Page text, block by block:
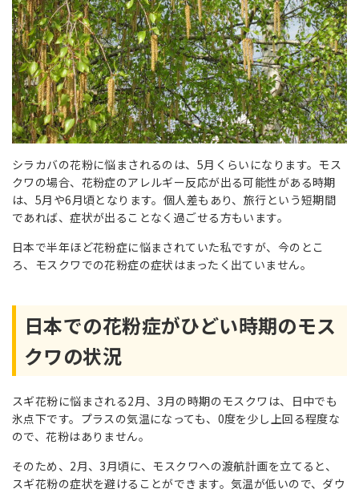
シラカバの花粉に悩まされるのは、5月くらいになります。モス
クワの場合、花粉症のアレルギー反応が出る可能性がある時期
は、5月や6月頃となります。個人差もあり、旅行という短期間
であれば、症状が出ることなく過ごせる方もいます。
日本で半年ほど花粉症に悩まされていた私ですが、今のとこ
ろ、モスクワでの花粉症の症状はまったく出ていません。
日本での花粉症がひどい時期のモス
クワの状況
スギ花粉に悩まされる2月、3月の時期のモスクワは、日中でも
氷点下です。プラスの気温になっても、0度を少し上回る程度な
ので、花粉はありません。
そのため、2月、3月頃に、モスクワへの渡航計画を立てると、
スギ花粉の症状を避けることができます。気温が低いので、ダウ